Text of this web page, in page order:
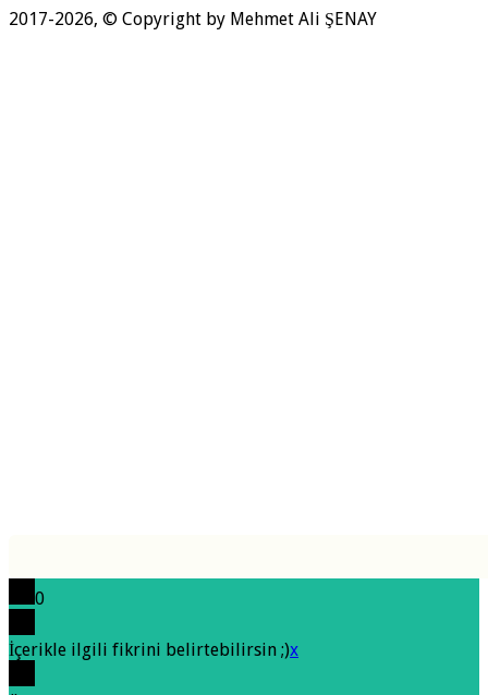
2017-2026, © Copyright by Mehmet Ali ŞENAY
0
İçerikle ilgili fikrini belirtebilirsin ;)x